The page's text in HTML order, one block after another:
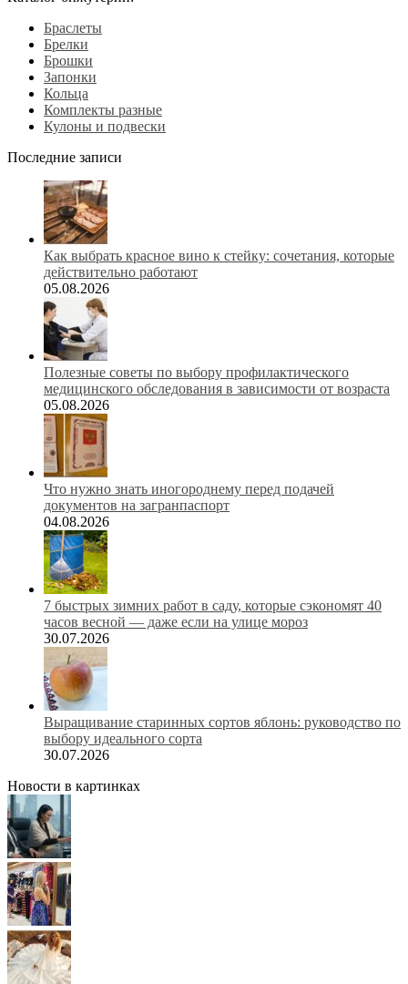
Браслеты
Брелки
Брошки
Запонки
Кольца
Комплекты разные
Кулоны и подвески
Последние записи
Как выбрать красное вино к стейку: сочетания, которые
действительно работают
05.08.2026
Полезные советы по выбору профилактического
медицинского обследования в зависимости от возраста
05.08.2026
Что нужно знать иногороднему перед подачей
документов на загранпаспорт
04.08.2026
7 быстрых зимних работ в саду, которые сэкономят 40
часов весной — даже если на улице мороз
30.07.2026
Выращивание старинных сортов яблонь: руководство по
выбору идеального сорта
30.07.2026
Новости в картинках